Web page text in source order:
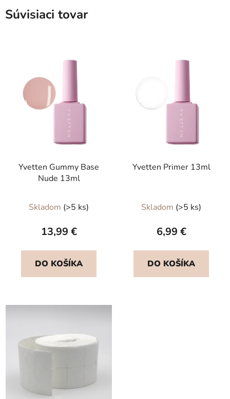
Súvisiaci tovar
Yvetten Gummy Base
Nude 13ml
hodnotenie
produktu
5,0
z
Skladom (>5 ks)
13,99 €
DO KOŠÍKA
Yvetten Primer 13ml
hodnotenie
produktu
5,0
z
Skladom (>5 ks)
6,99 €
DO KOŠÍKA